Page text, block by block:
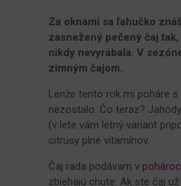
Za oknami sa ľahučko
zasnežený pečený čaj
nikdy nevyrábala. V
zimným čajom.
Lenže tento rok mi poháre
nezostalo. Čo teraz?
(v lete vám letný variant
citrusy plné vitamínov.
Čaj rada podávam v
zbiehajú chute. Ak ste čaj